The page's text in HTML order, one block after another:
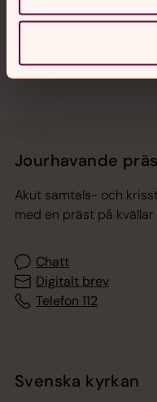
Jourhavande
Akut samtals- och
med en präst på
Chatt
Digitalt brev
Telefon 112
Svenska kyrkan